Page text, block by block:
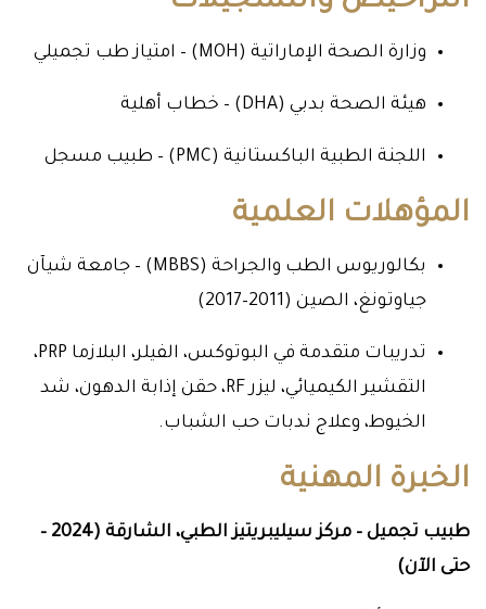
وزارة الصحة الإماراتية (MOH) – امتياز طب تجميلي
هيئة الصحة بدبي (DHA) – خطاب أهلية
اللجنة الطبية الباكستانية (PMC) – طبيب مسجل
المؤهلات العلمية
بكالوريوس الطب والجراحة (MBBS) – جامعة شيآن
جياوتونغ، الصين (2011–2017)
تدريبات متقدمة في البوتوكس، الفيلر، البلازما PRP،
التقشير الكيميائي، ليزر RF، حقن إذابة الدهون، شد
الخيوط، وعلاج ندبات حب الشباب.
الخبرة المهنية
طبيب تجميل – مركز سيليبريتيز الطبي، الشارقة (2024 –
حتى الآن)